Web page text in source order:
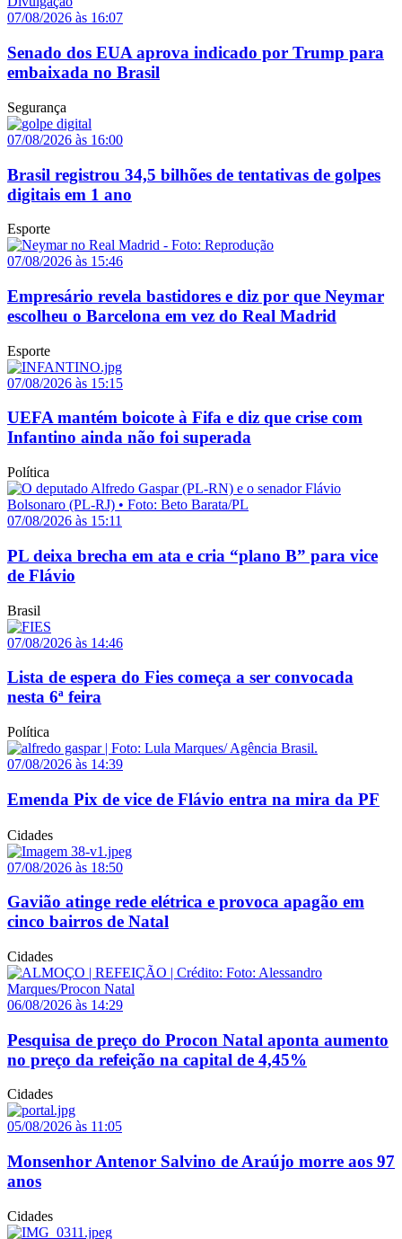
07/08/2026 às 16:07
Senado dos EUA aprova indicado por Trump para
embaixada no Brasil
Segurança
07/08/2026 às 16:00
Brasil registrou 34,5 bilhões de tentativas de golpes
digitais em 1 ano
Esporte
07/08/2026 às 15:46
Empresário revela bastidores e diz por que Neymar
escolheu o Barcelona em vez do Real Madrid
Esporte
07/08/2026 às 15:15
UEFA mantém boicote à Fifa e diz que crise com
Infantino ainda não foi superada
Política
07/08/2026 às 15:11
PL deixa brecha em ata e cria “plano B” para vice
de Flávio
Brasil
07/08/2026 às 14:46
Lista de espera do Fies começa a ser convocada
nesta 6ª feira
Política
07/08/2026 às 14:39
Emenda Pix de vice de Flávio entra na mira da PF
Cidades
07/08/2026 às 18:50
Gavião atinge rede elétrica e provoca apagão em
cinco bairros de Natal
Cidades
06/08/2026 às 14:29
Pesquisa de preço do Procon Natal aponta aumento
no preço da refeição na capital de 4,45%
Cidades
05/08/2026 às 11:05
Monsenhor Antenor Salvino de Araújo morre aos 97
anos
Cidades